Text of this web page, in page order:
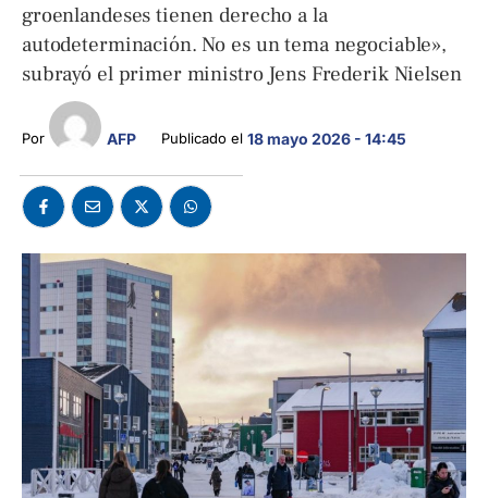
groenlandeses tienen derecho a la
autodeterminación. No es un tema negociable»,
subrayó el primer ministro Jens Frederik Nielsen
Por AFP Publicado el 18 mayo 2026 - 14:45